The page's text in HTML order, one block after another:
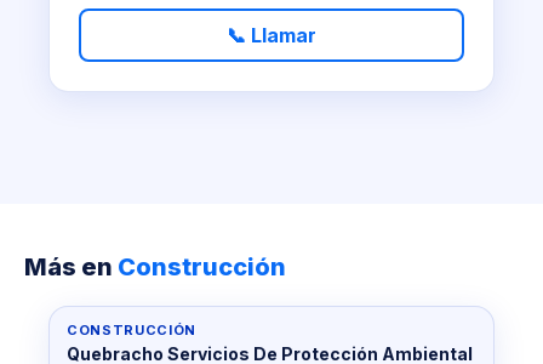
📞 Llamar
Más en Construcción
CONSTRUCCIÓN
Quebracho Servicios De Protección Ambiental